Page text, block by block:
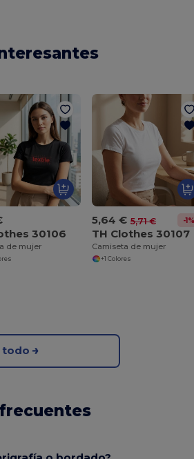
30106
de mujer
5,64 € 5,71 € -1%
TH Clothes 30107
Camiseta de mujer
+1 Colores
todo